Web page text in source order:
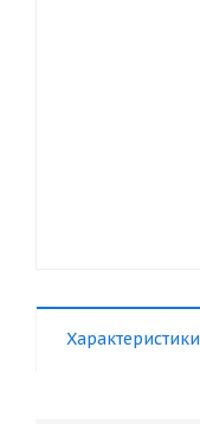
Характеристики